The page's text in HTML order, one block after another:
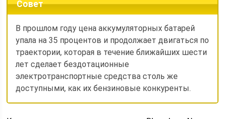
Совет
В прошлом году цена аккумуляторных батарей
упала на 35 процентов и продолжает двигаться по
траектории, которая в течение ближайших шести
лет сделает бездотационные
электротранспортные средства столь же
доступными, как их бензиновые конкуренты.